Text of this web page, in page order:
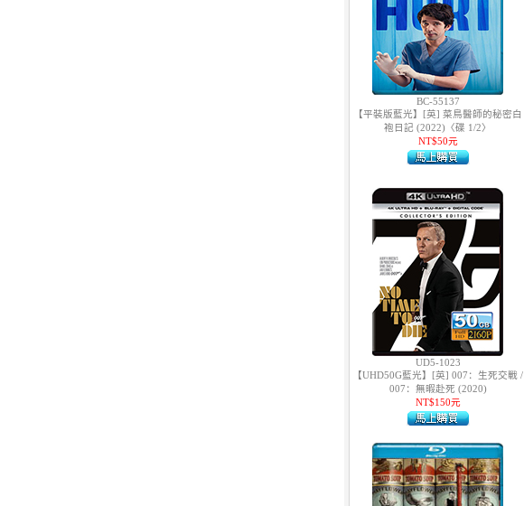
BC-55137
【平裝版藍光】[英] 菜鳥醫師的秘密白
袍日記 (2022)〈碟 1/2〉
NT$50元
UD5-1023
【UHD50G藍光】[英] 007：生死交戰 /
007：無暇赴死 (2020)
NT$150元